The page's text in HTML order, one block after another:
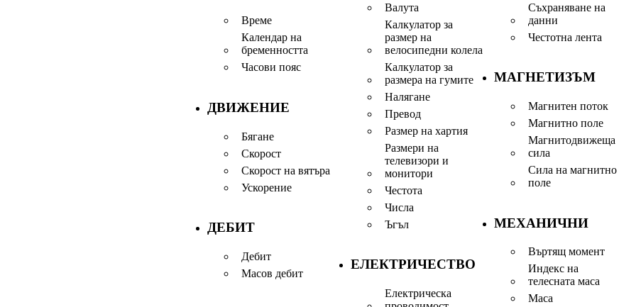
Време
Календар на
бременността
Часови пояс
ДВИЖЕНИЕ
Бягане
Скорост
Скорост на вятъра
Ускорение
ДЕБИТ
Дебит
Масов дебит
Валута
Калкулатор за
размер на
велосипедни колела
Калкулатор за
размера на гумите
Налягане
Превод
Размер на хартия
Размери на
телевизори и
монитори
Честота
Числа
Ъгъл
ЕЛЕКТРИЧЕСТВО
Електрическа
Съхраняване на
данни
Честотна лента
МАГНЕТИЗЪМ
Магнитен поток
Магнитно поле
Магнитодвижеща
сила
Сила на магнитно
поле
МЕХАНИЧНИ
Въртящ момент
Индекс на
телесната маса
Маса